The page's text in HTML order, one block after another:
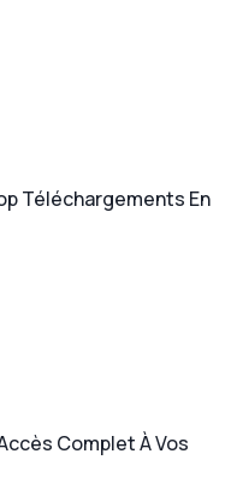
Téléchargements En
Complet À Vos